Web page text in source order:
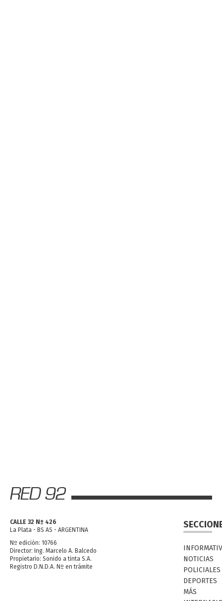
CALLE 32 Nº 426
La Plata - BS AS - ARGENTINA
Nº edición: 10766
Director: Ing. Marcelo A. Balcedo
Propietario: Sonido a tinta S.A.
Registro D.N.D.A. Nº en trámite
NOTICIAS
POLICIALES
DEPORTES
MÁS